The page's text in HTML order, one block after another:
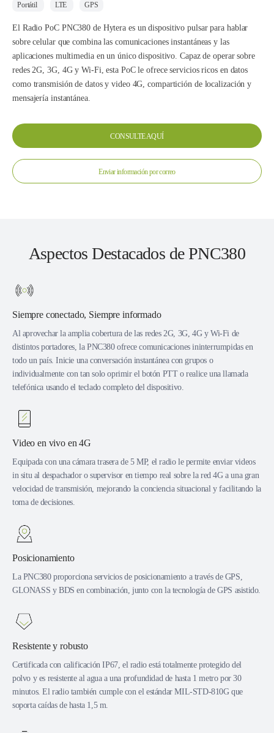
Portátil LTE GPS
El Radio PoC PNC380 de Hytera es un dispositivo pulsar para hablar
sobre celular que combina las comunicaciones instantáneas y las
aplicaciones multimedia en un único dispositivo. Capaz de operar sobre
redes 2G, 3G, 4G y Wi-Fi, esta PoC le ofrece servicios ricos en datos
como transmisión de datos y video 4G, compartición de localización y
mensajería instantánea.
CONSULTE AQUÍ
Enviar información por correo
Aspectos Destacados de PNC380
Siempre conectado, Siempre informado
Al aprovechar la amplia cobertura de las redes 2G, 3G, 4G y Wi-Fi de
distintos portadores, la PNC380 ofrece comunicaciones ininterrumpidas en
todo un país. Inicie una conversación instantánea con grupos o
individualmente con tan solo oprimir el botón PTT o realice una llamada
telefónica usando el teclado completo del dispositivo.
Video en vivo en 4G
Equipada con una cámara trasera de 5 MP, el radio le permite enviar videos
in situ al despachador o supervisor en tiempo real sobre la red 4G a una gran
velocidad de transmisión, mejorando la conciencia situacional y facilitando la
toma de decisiones.
Posicionamiento
La PNC380 proporciona servicios de posicionamiento a través de GPS,
GLONASS y BDS en combinación, junto con la tecnología de GPS asistido.
Resistente y robusto
Certificada con calificación IP67, el radio está totalmente protegido del
polvo y es resistente al agua a una profundidad de hasta 1 metro por 30
minutos. El radio también cumple con el estándar MIL-STD-810G que
soporta caídas de hasta 1,5 m.